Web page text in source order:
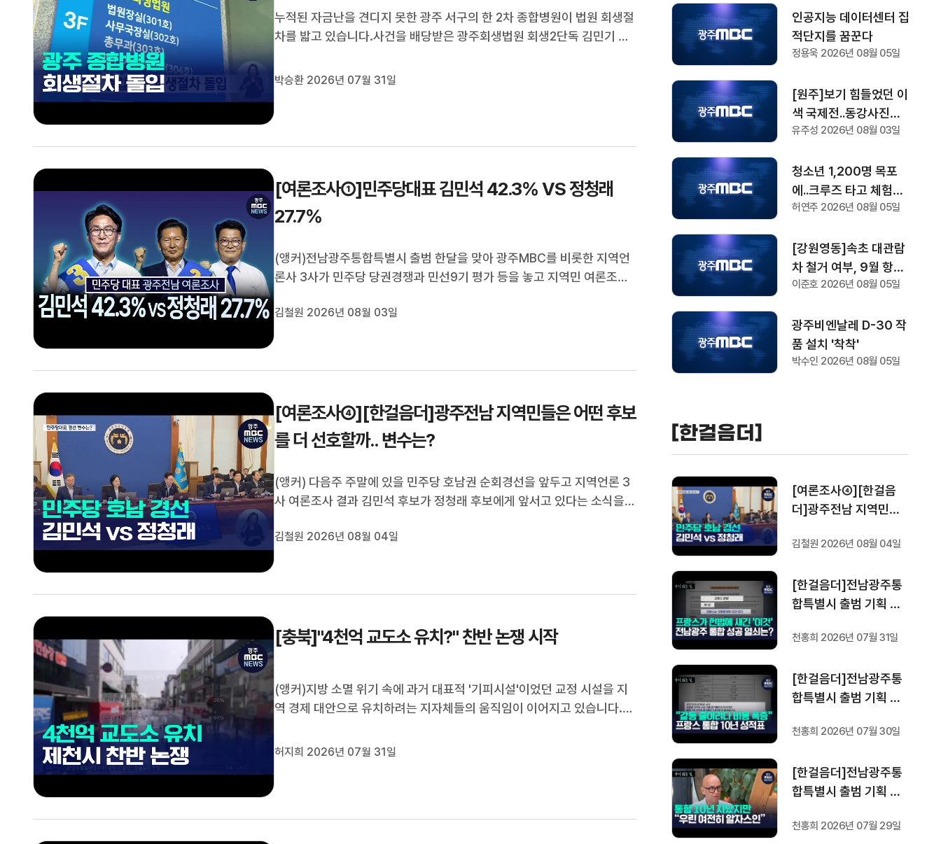
누적된 자금난을 견디지 못한 광주 서구의 한 2차 종합병원이 법원 회생절
차를 밟고 있습니다.사건을 배당받은 광주회생법원 회생2단독 김민기 판
병원장 등 채무자에 대한 심문을 진행하고 있습니다.해당 병원은 임금 체
박승환 2026년 07월 31일
[여론조사①]민주당대표 김민석 42.3% VS 정청래
27.7%
(앵커)전남광주통합특별시 출범 한달을 맞아 광주MBC를 비롯한 지역언
론사 3사가 민주당 당권경쟁과 민선9기 평가 등을 놓고 지역민 여론조사
광주전남 지역민들은 어느 후보를 선호하는지 물었습니다.김민석 후보가
김철원 2026년 08월 03일
[여론조사④][한걸음더]광주전남 지역민들은 어떤 후보
를 더 선호할까.. 변수는?
(앵커) 다음주 주말에 있을 민주당 호남권 순회경선을 앞두고 지역언론 3
사 여론조사 결과 김민석 후보가 정청래 후보에게 앞서고 있다는 소식을
변수는 무엇인지 [한걸음 더] 들어가 따져봤습니다.김철원 기자입니다.
김철원 2026년 08월 04일
[충북]"4천억 교도소 유치?" 찬반 논쟁 시작
(앵커)지방 소멸 위기 속에 과거 대표적 '기피시설'이었던 교정 시설을 지
역 경제 대안으로 유치하려는 지자체들의 움직임이 이어지고 있습니다.경
시도 내년에 신규 교도소를 착공하는데요.최근 법무부로부터 교정 시설 건
허지희 2026년 07월 31일
인공지능 데이터센터 집
적단지를 꿈꾼다
정용욱 2026년 08월 05일
[원주]보기 힘들었던 이
색 국제전..동강사진제
관람객 몰이 '시동'
유주성 2026년 08월 03일
청소년 1,200명 목포
에..크루즈 타고 체험하
는 RCY캠프 개막
허연주 2026년 08월 05일
[강원영동]속초 대관람
차 철거 여부, 9월 항소
심 현장 검증 '분수령'
이준호 2026년 08월 05일
광주비엔날레 D-30 작
품 설치 '착착'
박수인 2026년 08월 05일
[한걸음더]
[여론조사④][한걸음
더]광주전남 지역민들
할까.. 변수는?
김철원 2026년 08월 04일
[한걸음더]전남광주통
합특별시 출범 기획 보
프랑스 헌법에 새긴 '지
성공 조건은?
천홍희 2026년 07월 31일
[한걸음더]전남광주통
합특별시 출범 기획 보
프랑스 지역 통합 10년
천홍희 2026년 07월 30일
[한걸음더]전남광주통
합특별시 출범 기획 보
프랑스 통합 10년 지났
천홍희 2026년 07월 29일